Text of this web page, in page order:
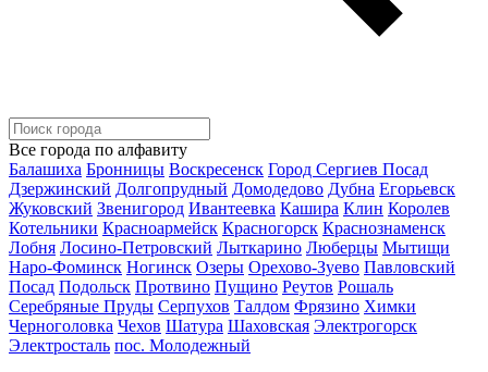
Все города по алфавиту
Балашиха Бронницы Воскресенск Город Сергиев Посад
Дзержинский Долгопрудный Домодедово Дубна Егорьевск
Жуковский Звенигород Ивантеевка Кашира Клин Королев
Котельники Красноармейск Красногорск Краснознаменск
Лобня Лосино-Петровский Лыткарино Люберцы Мытищи
Наро-Фоминск Ногинск Озеры Орехово-Зуево Павловский
Посад Подольск Протвино Пущино Реутов Рошаль
Серебряные Пруды Серпухов Талдом Фрязино Химки
Черноголовка Чехов Шатура Шаховская Электрогорск
Электросталь пос. Молодежный